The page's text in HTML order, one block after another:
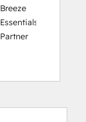
Breeze
Essentials
Partner
Data
Certification